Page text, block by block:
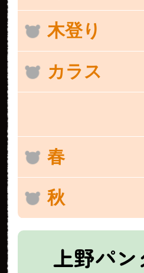
木登り
カラス
春
秋
上野パ